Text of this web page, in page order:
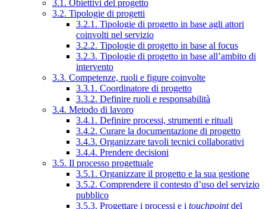
3.1. Obiettivi del progetto
3.2. Tipologie di progetti
3.2.1. Tipologie di progetto in base agli attori
coinvolti nel servizio
3.2.2. Tipologie di progetto in base al focus
3.2.3. Tipologie di progetto in base all’ambito di
intervento
3.3. Competenze, ruoli e figure coinvolte
3.3.1. Coordinatore di progetto
3.3.2. Definire ruoli e responsabilità
3.4. Metodo di lavoro
3.4.1. Definire processi, strumenti e rituali
3.4.2. Curare la documentazione di progetto
3.4.3. Organizzare tavoli tecnici collaborativi
3.4.4. Prendere decisioni
3.5. Il processo progettuale
3.5.1. Organizzare il progetto e la sua gestione
3.5.2. Comprendere il contesto d’uso del servizio
pubblico
3.5.3. Progettare i processi e i touchpointdel